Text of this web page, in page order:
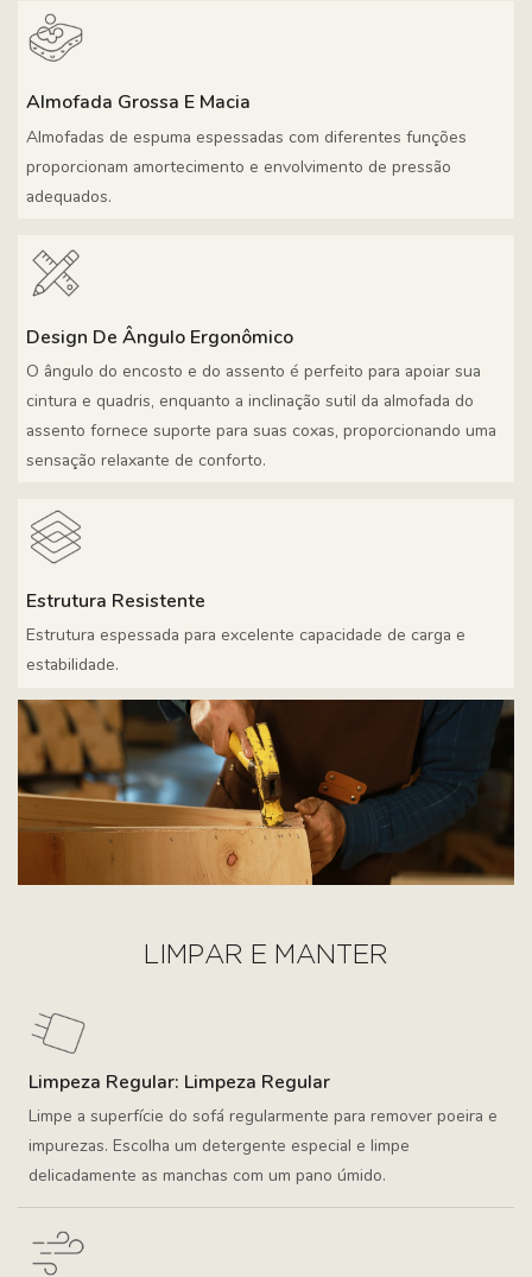
Almofada Grossa E Macia
Almofadas de espuma espessadas com diferentes funções
proporcionam amortecimento e envolvimento de pressão
adequados.
Design De Ângulo Ergonômico
O ângulo do encosto e do assento é perfeito para apoiar sua
cintura e quadris, enquanto a inclinação sutil da almofada do
assento fornece suporte para suas coxas, proporcionando uma
sensação relaxante de conforto.
Estrutura Resistente
Estrutura espessada para excelente capacidade de carga e
estabilidade.
LIMPAR E MANTER
Limpeza Regular: Limpeza Regular
Limpe a superfície do sofá regularmente para remover poeira e
impurezas. Escolha um detergente especial e limpe
delicadamente as manchas com um pano úmido.